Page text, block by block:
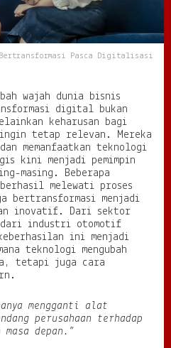
l
e
n
s
f
o
r
m
a
s
i
P
a
s
c
D
g
i
t
Pasca Digitalisasi
wajah dunia bisnis
digital bukan
keharusan bagi
tetap relevan. Mereka
memanfaatkan teknologi
kini menjadi pemimpin
masing. Beberapa
melewati proses
menjadi
inovatif. Dari sektor
industri otomotif
ini menjadi
teknologi mengubah
tetapi juga cara
mengganti alat
perusahaan terhadap
depan.”